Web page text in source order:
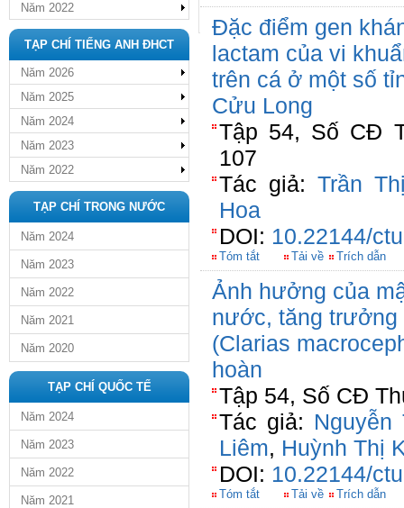
Năm 2022
TẠP CHÍ TIẾNG ANH ĐHCT
Năm 2026
Năm 2025
Năm 2024
Năm 2023
Năm 2022
TẠP CHÍ TRONG NƯỚC
Năm 2024
Năm 2023
Năm 2022
Năm 2021
Năm 2020
TẠP CHÍ QUỐC TẾ
Năm 2024
Năm 2023
Năm 2022
Năm 2021
Đặc điểm gen
lactam của vi
trên cá ở một số
Cửu Long
Tập 54, Số CĐ
107
Tác giả: Trần
Hoa
DOI: 10.22144/
Tóm tắt Tải về Trích dẫn
Ảnh hưởng của
nước, tăng trưởng
(Clarias
hoàn
Tập 54, Số CĐ
Tác giả: Nguyễn
Liêm, Huỳnh Thị
DOI: 10.22144/
Tóm tắt Tải về Trích dẫn